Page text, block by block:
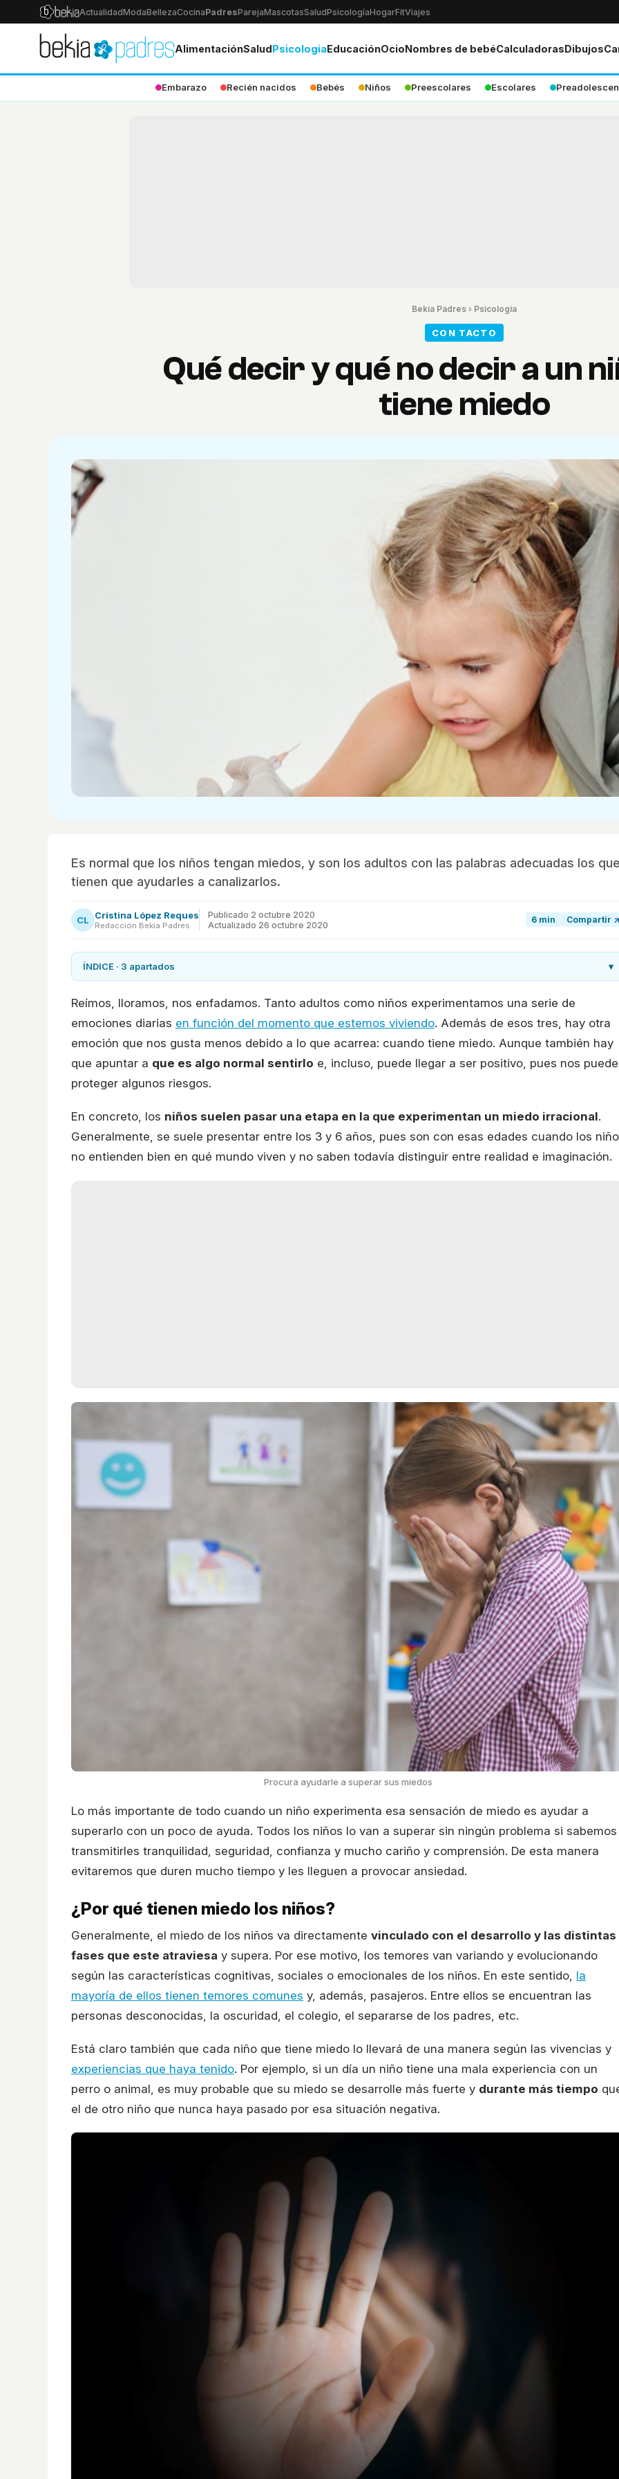
ActualidadModaBellezaCocinaPadresParejaMascotasSaludPsicologíaHogarFitViajes
AlimentaciónSaludPsicologiaEducaciónOcioNombres de bebéCalculadorasDibujos
Embarazo Recién nacidos Bebés Niños Preescolares Escolares
Bekia Padres › Psicologia
CON TACTO
Qué decir y qué no decir a un
tiene miedo
Es normal que los niños tengan miedos, y son los adultos con las palabras adecuadas los
tienen que ayudarles a canalizarlos.
CL Cristina López Reques
Redacción Bekia Padres
Publicado 2 octubre 2020
Actualizado 26 octubre 2020
6 min Compartir ↗
ÍNDICE · 3 apartados ▾
Reímos, lloramos, nos enfadamos. Tanto adultos como niños experimentamos una serie de
emociones diarias en función del momento que estemos viviendo. Además de esos tres, hay otra
emoción que nos gusta menos debido a lo que acarrea: cuando tiene miedo. Aunque también hay
que apuntar a que es algo normal sentirlo e, incluso, puede llegar a ser positivo, pues nos puede
proteger algunos riesgos.
En concreto, los niños suelen pasar una etapa en la que experimentan un miedo irracional.
Generalmente, se suele presentar entre los 3 y 6 años, pues son con esas edades cuando los
no entienden bien en qué mundo viven y no saben todavía distinguir entre realidad e imaginación.
Procura ayudarle a superar sus miedos
Lo más importante de todo cuando un niño experimenta esa sensación de miedo es ayudar a
superarlo con un poco de ayuda. Todos los niños lo van a superar sin ningún problema si sabemos
transmitirles tranquilidad, seguridad, confianza y mucho cariño y comprensión. De esta manera
evitaremos que duren mucho tiempo y les lleguen a provocar ansiedad.
¿Por qué tienen miedo los niños?
Generalmente, el miedo de los niños va directamente vinculado con el desarrollo y las distintas
fases que este atraviesa y supera. Por ese motivo, los temores van variando y evolucionando
según las características cognitivas, sociales o emocionales de los niños. En este sentido, la
mayoría de ellos tienen temores comunes y, además, pasajeros. Entre ellos se encuentran las
personas desconocidas, la oscuridad, el colegio, el separarse de los padres, etc.
Está claro también que cada niño que tiene miedo lo llevará de una manera según las vivencias y
experiencias que haya tenido. Por ejemplo, si un día un niño tiene una mala experiencia con un
perro o animal, es muy probable que su miedo se desarrolle más fuerte y durante más tiempo
el de otro niño que nunca haya pasado por esa situación negativa.